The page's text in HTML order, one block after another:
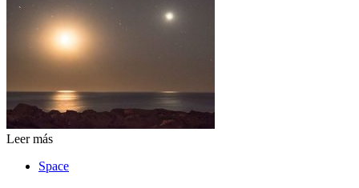
Leer más
Space